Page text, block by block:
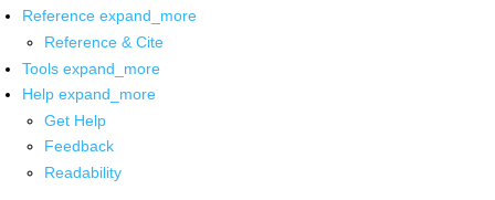
Reference expand_more
Reference & Cite
Tools expand_more
Help expand_more
Get Help
Feedback
Readability